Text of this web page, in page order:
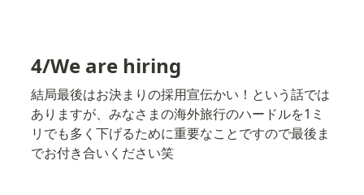
4/We are hiring
結局最後はお決まりの採用宣伝かい！という話では
ありますが、みなさまの海外旅行のハードルを1ミ
リでも多く下げるために重要なことですので最後ま
でお付き合いください笑